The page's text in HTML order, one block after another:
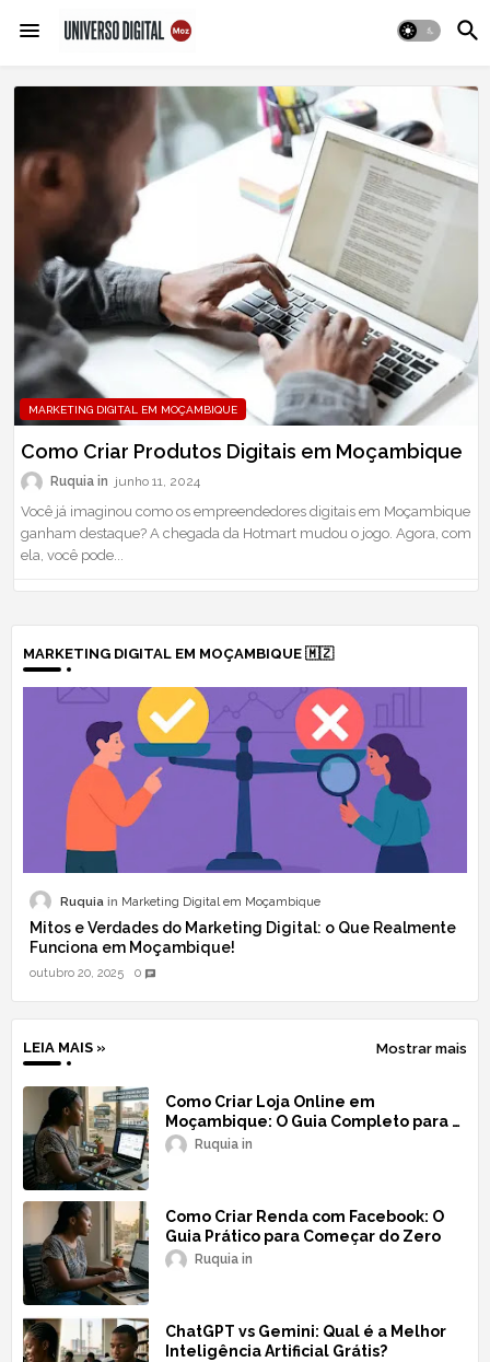
MARKETING DIGITAL EM MOÇAMBIQUE
Como Criar Produtos Digitais em Moçambique
Ruquia junho 11, 2024
Você já imaginou como os empreendedores digitais em Moçambique
ganham destaque? A chegada da Hotmart mudou o jogo. Agora, com
ela, você pode...
MARKETING DIGITAL EM MOÇAMBIQUE 🇲🇿
Ruquia Marketing Digital em Moçambique
Mitos e Verdades do Marketing Digital: o Que Realmente
Funciona em Moçambique!
outubro 20, 2025 0 chat
LEIA MAIS » Mostrar mais
Como Criar Loja Online em
Moçambique: O Guia Completo para o
Sucesso
Ruquia
Como Criar Renda com Facebook: O
Guia Prático para Começar do Zero
Ruquia
ChatGPT vs Gemini: Qual é a Melhor
Inteligência Artificial Grátis?